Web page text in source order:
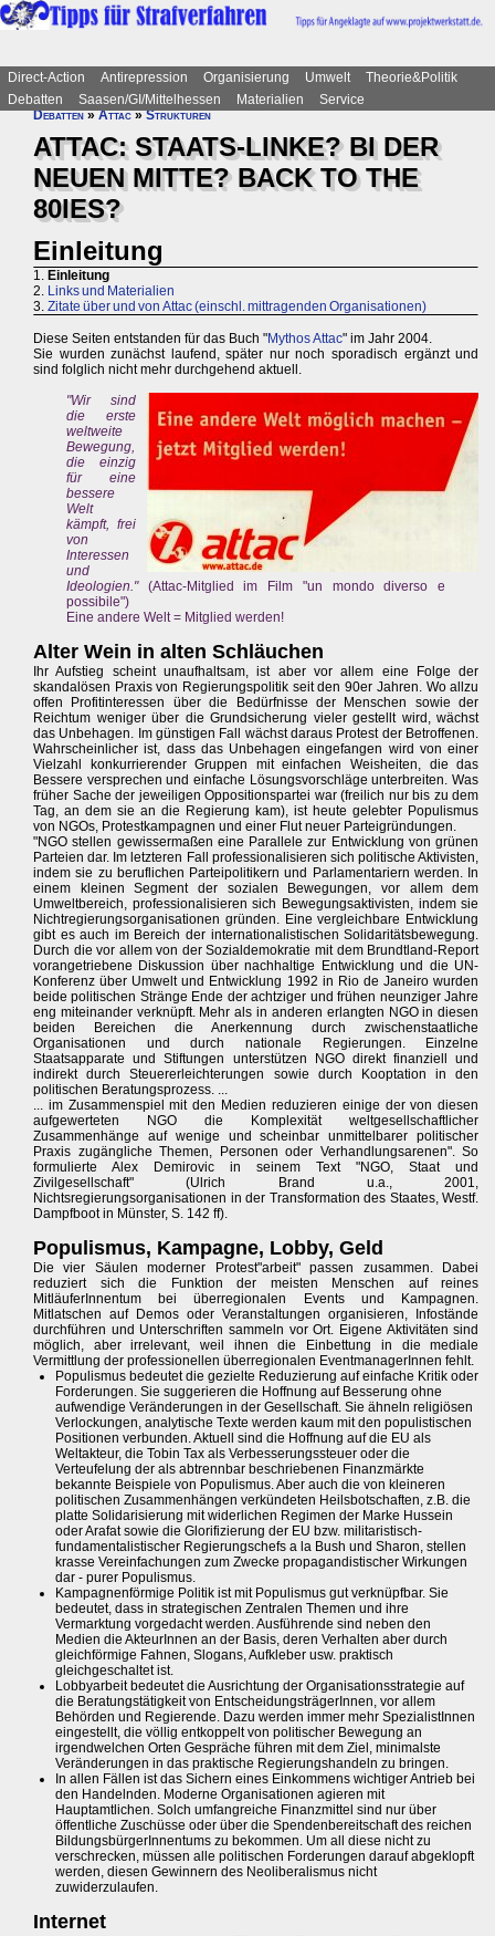
Direct-Action Antirepression Organisierung Umwelt
Theorie&Politik
Debatten
Saasen/GI/Mittelhessen Materialien
Service
Debatten»Attac»Strukturen
ATTAC: STAATS-LINKE? BI DER
NEUEN MITTE? BACK TO THE
80IES?
Einleitung
1. Einleitung
2. Links und Materialien
3. Zitate über und von Attac (einschl. mittragenden Organisationen)
Diese Seiten entstanden für das Buch "Mythos Attac" im Jahr 2004.
Sie wurden zunächst laufend, später nur noch sporadisch ergänzt und
sind folglich nicht mehr durchgehend aktuell.
"Wir sind
die erste
weltweite
Bewegung,
die einzig
für eine
bessere
Welt
kämpft, frei
von
Interessen
und
Ideologien."(Attac-Mitglied im Film "un mondo diverso e
possibile")
Eine andere Welt = Mitglied werden!
Alter Wein in alten Schläuchen
Ihr Aufstieg scheint unaufhaltsam, ist aber vor allem eine Folge der
skandalösen Praxis von Regierungspolitik seit den 90er Jahren. Wo allzu
offen Profitinteressen über die Bedürfnisse der Menschen sowie der
Reichtum weniger über die Grundsicherung vieler gestellt wird, wächst
das Unbehagen. Im günstigen Fall wächst daraus Protest der Betroffenen.
Wahrscheinlicher ist, dass das Unbehagen eingefangen wird von einer
Vielzahl konkurrierender Gruppen mit einfachen Weisheiten, die das
Bessere versprechen und einfache Lösungsvorschläge unterbreiten. Was
früher Sache der jeweiligen Oppositionspartei war (freilich nur bis zu dem
Tag, an dem sie an die Regierung kam), ist heute gelebter Populismus
von NGOs, Protestkampagnen und einer Flut neuer Parteigründungen.
"NGO stellen gewissermaßen eine Parallele zur Entwicklung von grünen
Parteien dar. Im letzteren Fall professionalisieren sich politische Aktivisten,
indem sie zu beruflichen Parteipolitikern und Parlamentariern werden. In
einem kleinen Segment der sozialen Bewegungen, vor allem dem
Umweltbereich, professionalisieren sich Bewegungsaktivisten, indem sie
Nichtregierungsorganisationen gründen. Eine vergleichbare Entwicklung
gibt es auch im Bereich der internationalistischen Solidaritätsbewegung.
Durch die vor allem von der Sozialdemokratie mit dem Brundtland-Report
vorangetriebene Diskussion über nachhaltige Entwicklung und die UN-
Konferenz über Umwelt und Entwicklung 1992 in Rio de Janeiro wurden
beide politischen Stränge Ende der achtziger und frühen neunziger Jahre
eng miteinander verknüpft. Mehr als in anderen erlangten NGO in diesen
beiden Bereichen die Anerkennung durch zwischenstaatliche
Organisationen und durch nationale Regierungen. Einzelne
Staatsapparate und Stiftungen unterstützen NGO direkt finanziell und
indirekt durch Steuererleichterungen sowie durch Kooptation in den
politischen Beratungsprozess. ...
... im Zusammenspiel mit den Medien reduzieren einige der von diesen
aufgewerteten NGO die Komplexität weltgesellschaftlicher
Zusammenhänge auf wenige und scheinbar unmittelbarer politischer
Praxis zugängliche Themen, Personen oder Verhandlungsarenen". So
formulierte Alex Demirovic in seinem Text "NGO, Staat und
Zivilgesellschaft" (Ulrich Brand u.a., 2001,
Nichtsregierungsorganisationen in der Transformation des Staates, Westf.
Dampfboot in Münster, S. 142 ff).
Populismus, Kampagne, Lobby, Geld
Die vier Säulen moderner Protest"arbeit" passen zusammen. Dabei
reduziert sich die Funktion der meisten Menschen auf reines
MitläuferInnentum bei überregionalen Events und Kampagnen.
Mitlatschen auf Demos oder Veranstaltungen organisieren, Infostände
durchführen und Unterschriften sammeln vor Ort. Eigene Aktivitäten sind
möglich, aber irrelevant, weil ihnen die Einbettung in die mediale
Vermittlung der professionellen überregionalen EventmanagerInnen fehlt.
Populismus bedeutet die gezielte Reduzierung auf einfache Kritik oder
Forderungen. Sie suggerieren die Hoffnung auf Besserung ohne
aufwendige Veränderungen in der Gesellschaft. Sie ähneln religiösen
Verlockungen, analytische Texte werden kaum mit den populistischen
Positionen verbunden. Aktuell sind die Hoffnung auf die EU als
Weltakteur, die Tobin Tax als Verbesserungssteuer oder die
Verteufelung der als abtrennbar beschriebenen Finanzmärkte
bekannte Beispiele von Populismus. Aber auch die von kleineren
politischen Zusammenhängen verkündeten Heilsbotschaften, z.B. die
platte Solidarisierung mit widerlichen Regimen der Marke Hussein
oder Arafat sowie die Glorifizierung der EU bzw. militaristisch-
fundamentalistischer Regierungschefs a la Bush und Sharon, stellen
krasse Vereinfachungen zum Zwecke propagandistischer Wirkungen
dar - purer Populismus.
Kampagnenförmige Politik ist mit Populismus gut verknüpfbar. Sie
bedeutet, dass in strategischen Zentralen Themen und ihre
Vermarktung vorgedacht werden. Ausführende sind neben den
Medien die AkteurInnen an der Basis, deren Verhalten aber durch
gleichförmige Fahnen, Slogans, Aufkleber usw. praktisch
gleichgeschaltet ist.
Lobbyarbeit bedeutet die Ausrichtung der Organisationsstrategie auf
die Beratungstätigkeit von EntscheidungsträgerInnen, vor allem
Behörden und Regierende. Dazu werden immer mehr SpezialistInnen
eingestellt, die völlig entkoppelt von politischer Bewegung an
irgendwelchen Orten Gespräche führen mit dem Ziel, minimalste
Veränderungen in das praktische Regierungshandeln zu bringen.
In allen Fällen ist das Sichern eines Einkommens wichtiger Antrieb bei
den Handelnden. Moderne Organisationen agieren mit
Hauptamtlichen. Solch umfangreiche Finanzmittel sind nur über
öffentliche Zuschüsse oder über die Spendenbereitschaft des reichen
BildungsbürgerInnentums zu bekommen. Um all diese nicht zu
verschrecken, müssen alle politischen Forderungen darauf abgeklopft
werden, diesen Gewinnern des Neoliberalismus nicht
zuwiderzulaufen.
Internet